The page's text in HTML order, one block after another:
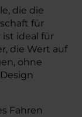
die die
für
ideal für
die Wert auf
ohne
Fahren